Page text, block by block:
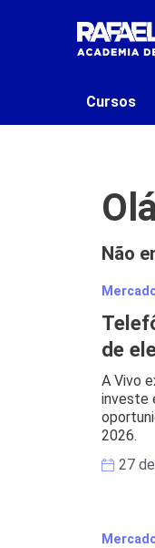
Cursos
Não
de
A Vivo
investe
2026.
27